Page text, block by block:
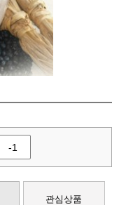
-1
관심상품